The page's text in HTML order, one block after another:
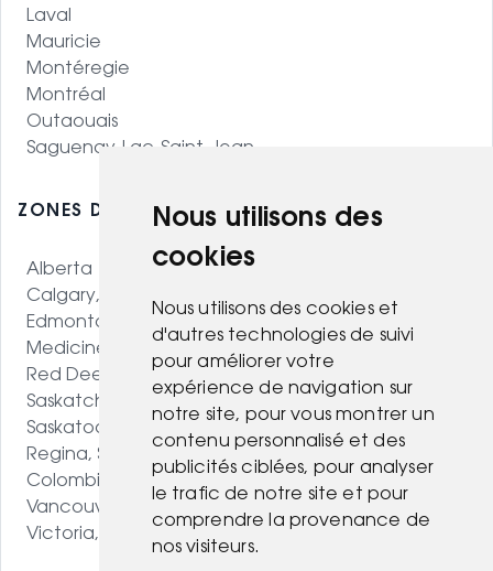
Nous utilisons des
cookies
Nous utilisons des cookies et
d'autres technologies de suivi
pour améliorer votre
expérience de navigation sur
notre site, pour vous montrer un
contenu personnalisé et des
publicités ciblées, pour analyser
le trafic de notre site et pour
comprendre la provenance de
nos visiteurs.
Laval
Mauricie
Montéregie
Montréal
Outaouais
Saguenay-Lac-Saint-Jean
ZONES DESSERVIES - OUEST CANADIEN
Alberta
Calgary, AB
Edmonton, AB
Medicine Hat, AB
Red Deer, AB
Saskatchewan
Saskatoon, SK
Regina, SK
Colombie-Britannique
Vancouver, BC
Victoria, BC